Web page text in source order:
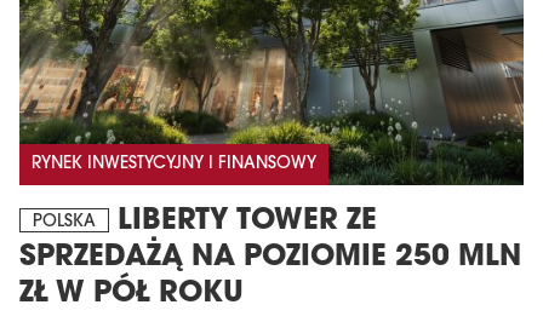
RYNEK INWESTYCYJNY I FINANSOWY
POLSKA
LIBERTY TOWER ZE
SPRZEDAŻĄ NA POZIOMIE 250 MLN
ZŁ W PÓŁ ROKU